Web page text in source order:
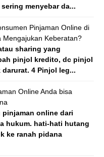
menyebar da...
Pinjaman Online di
Mengajukan Keberatan?
sharing yang
pinjol kredito, dc pinjol
4 Pinjol leg...
Online Anda bisa
pinjaman online dari
hukum. hati-hati hutang
ke ranah pidana